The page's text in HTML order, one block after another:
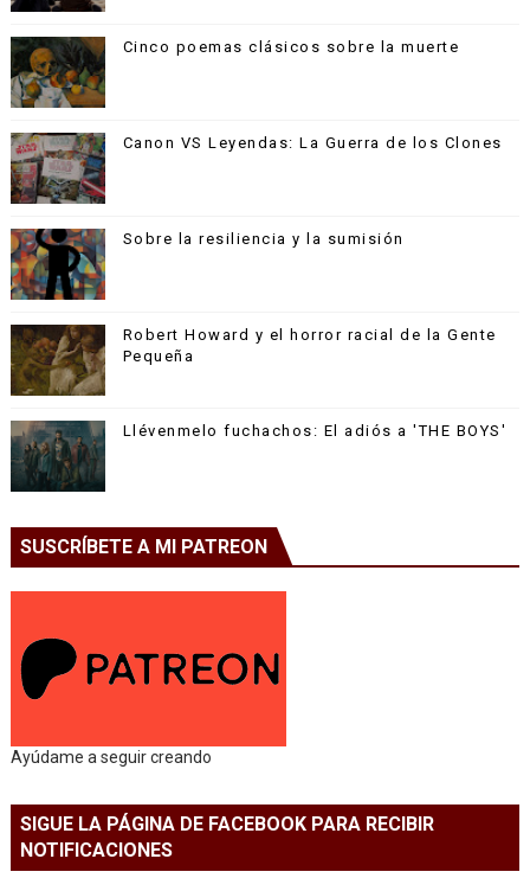
Cinco poemas clásicos sobre la muerte
Canon VS Leyendas: La Guerra de los Clones
Sobre la resiliencia y la sumisión
Robert Howard y el horror racial de la Gente
Pequeña
Llévenmelo fuchachos: El adiós a 'THE BOYS'
SUSCRÍBETE A MI PATREON
Ayúdame a seguir creando
SIGUE LA PÁGINA DE FACEBOOK PARA RECIBIR
NOTIFICACIONES